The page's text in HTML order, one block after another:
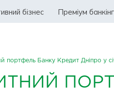
бізнес Преміум банкінг
портфель Банку Кредит Дніпро у